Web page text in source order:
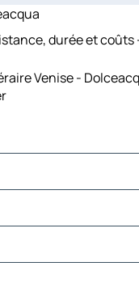
durée et coûts
Venise -
Cap-Martin